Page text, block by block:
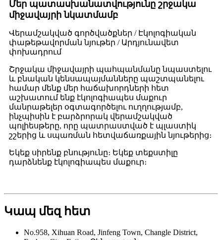
Մեր պատասխանատվությունը շրջակա
միջավայրի նկատմամբ
Վերամշակված գործվածքներ / Էկոլոգիական
փաթեթավորման նյութեր / Արդյունավետ
փոխադրում
Շրջակա միջավայրի պահպանմանը նպաստելու
և բնական կենսապայմանները պաշտպանելու
համար մենք մեր հաճախորդների հետ
աշխատում ենք էկոլոգիապես մաքուր
մանրաթելեր օգտագործելու ուղղությամբ,
ինչպիսին է բարձրորակ վերամշակված
պոլիեսթերը, որը պատրաստված է պլաստիկ
շշերից և սպառման հետվաճառքային նյութերից։
Եկեք սիրենք բնությունը։ Եկեք տեքստիլը
դարձնենք էկոլոգիապես մաքուր։
Կապ մեզ հետ
No.958, Xihuan Road, Jinfeng Town, Changle District,